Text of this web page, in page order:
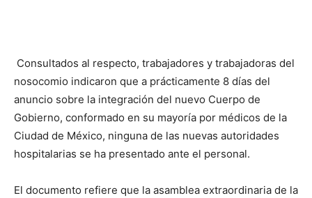
Consultados al respecto, trabajadores y trabajadoras del
nosocomio indicaron que a prácticamente 8 días del
anuncio sobre la integración del nuevo Cuerpo de
Gobierno, conformado en su mayoría por médicos de la
Ciudad de México, ninguna de las nuevas autoridades
hospitalarias se ha presentado ante el personal.
El documento refiere que la asamblea extraordinaria de la